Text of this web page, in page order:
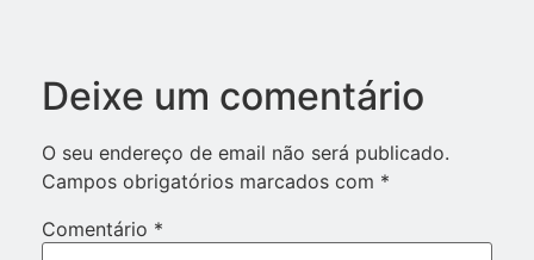
Deixe um comentário
O seu endereço de email não será publicado.
Campos obrigatórios marcados com *
Comentário *